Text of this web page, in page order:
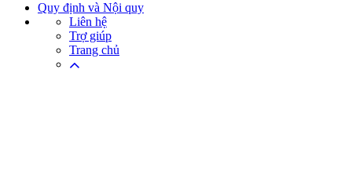
Quy định và Nội quy
Liên hệ
Trợ giúp
Trang chủ